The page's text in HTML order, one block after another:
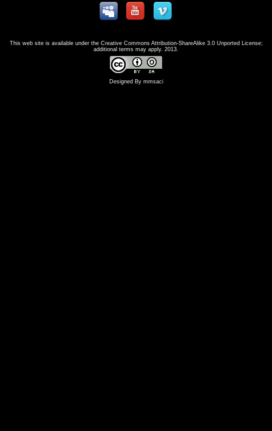
This web site is available under the Creative Commons Attribution-ShareAlike 3.0Unported License;
additional terms may apply. 2013.
Designed By mmsaci